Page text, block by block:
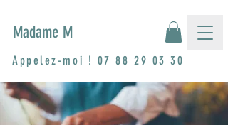
Madame M
Appelez-moi ! 07 88 29 03 30